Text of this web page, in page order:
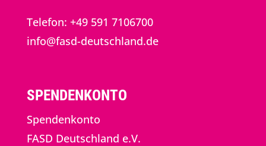
Telefon: +49 591 7106700
info@fasd-deutschland.de
SPENDENKONTO
Spendenkonto
FASD Deutschland e.V.